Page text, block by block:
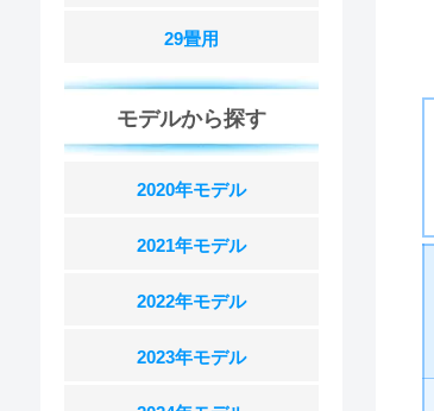
29畳用
モデルから探す
2020年モデル
2021年モデル
2022年モデル
2023年モデル